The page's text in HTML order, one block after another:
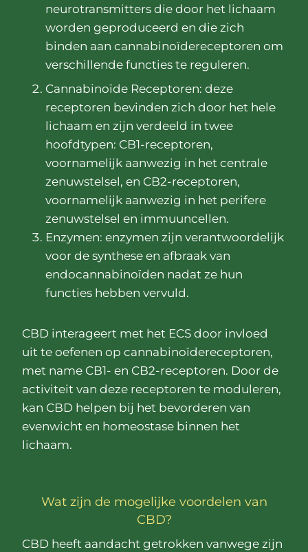
neurotransmitters die door het lichaam
worden geproduceerd en die zich
binden aan cannabinoïdereceptoren om
verschillende functies te reguleren.
Cannabinoïde Receptoren: deze
receptoren bevinden zich door het hele
lichaam en zijn verdeeld in twee
hoofdtypen: CB1-receptoren,
voornamelijk aanwezig in het centrale
zenuwstelsel, en CB2-receptoren,
voornamelijk aanwezig in het perifere
zenuwstelsel en immuuncellen.
Enzymen: enzymen zijn verantwoordelijk
voor de synthese en afbraak van
endocannabinoïden nadat ze hun
functies hebben vervuld.
CBD interageert met het ECS door invloed
uit te oefenen op cannabinoïdereceptoren,
met name CB1- en CB2-receptoren. Door de
activiteit van deze receptoren te moduleren,
kan CBD helpen bij het bevorderen van
evenwicht en homeostase binnen het
lichaam.
Wat zijn de mogelijke voordelen van
CBD?
CBD heeft aandacht getrokken vanwege zijn